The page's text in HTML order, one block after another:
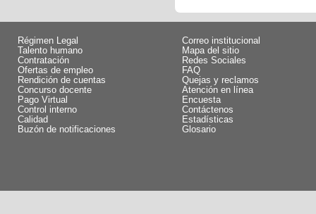
Régimen Legal
Talento humano
Contratación
Ofertas de empleo
Rendición de cuentas
Concurso docente
Pago Virtual
Control interno
Calidad
Buzón de notificaciones
Correo institucional
Mapa del sitio
Redes Sociales
FAQ
Quejas y reclamos
Atención en línea
Encuesta
Contáctenos
Estadísticas
Glosario